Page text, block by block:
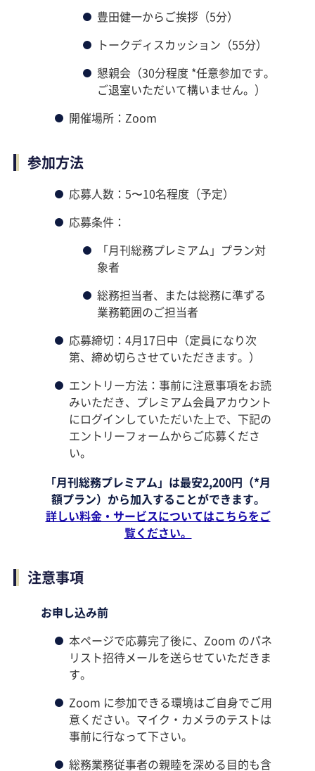
豊田健一からご挨拶（5分）
トークディスカッション（55分）
懇親会（30分程度 *任意参加です。
ご退室いただいて構いません。）
開催場所：Zoom
参加方法
応募人数：5〜10名程度（予定）
応募条件：
「月刊総務プレミアム」プラン対
象者
総務担当者、または総務に準ずる
業務範囲のご担当者
応募締切：4月17日中（定員になり次
第、締め切らさせていただきます。）
エントリー方法：事前に注意事項をお読
みいただき、プレミアム会員アカウント
にログインしていただいた上で、下記の
エントリーフォームからご応募くださ
い。
「月刊総務プレミアム」は最安2,200円（*月
額プラン）から加入することができます。
詳しい料金・サービスについてはこちらをご
覧ください。
注意事項
お申し込み前
本ページで応募完了後に、Zoom のパネ
リスト招待メールを送らせていただきま
す。
Zoom に参加できる環境はご自身でご用
意ください。マイク・カメラのテストは
事前に行なって下さい。
総務業務従事者の親睦を深める目的も含